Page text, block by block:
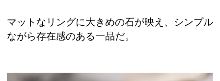
マットなリングに大きめの石が映え、シンプル
ながら存在感のある一品だ。